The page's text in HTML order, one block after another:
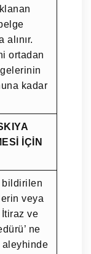
ortadan
kadar
İÇİN
bildirilen
veya
ve
ne
aleyhinde